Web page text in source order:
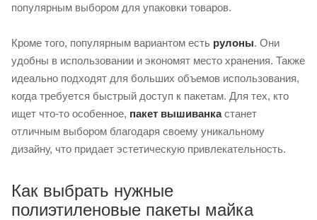
популярным выбором для упаковки товаров.
Кроме того, популярным вариантом есть рулоны. Они
удобны в использовании и экономят место хранения. Также
идеально подходят для больших объемов использования,
когда требуется быстрый доступ к пакетам. Для тех, кто
ищет что-то особенное, пакет вышиванкастанет
отличным выбором благодаря своему уникальному
дизайну, что придает эстетическую привлекательность.
Как выбрать нужные
полиэтиленовые пакеты майка